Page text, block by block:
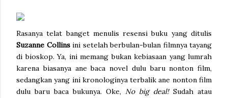
Rasanya telat banget menulis resensi buku yang ditulis
Suzanne Collinsini setelah berbulan-bulan filmnya tayang
di bioskop. Ya, ini memang bukan kebiasaan yang lumrah
karena biasanya ane baca novel dulu baru nonton film,
sedangkan yang ini kronologinya terbalik ane nonton film
dulu baru baca bukunya. Oke, No big deal!Sudah atau